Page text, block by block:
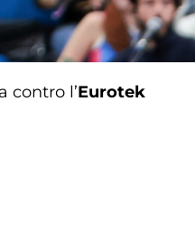
contro l’Eurotek